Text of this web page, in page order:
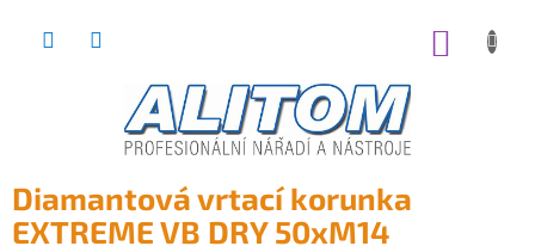
Diamantová vrtací korunka
EXTREME VB DRY 50xM14